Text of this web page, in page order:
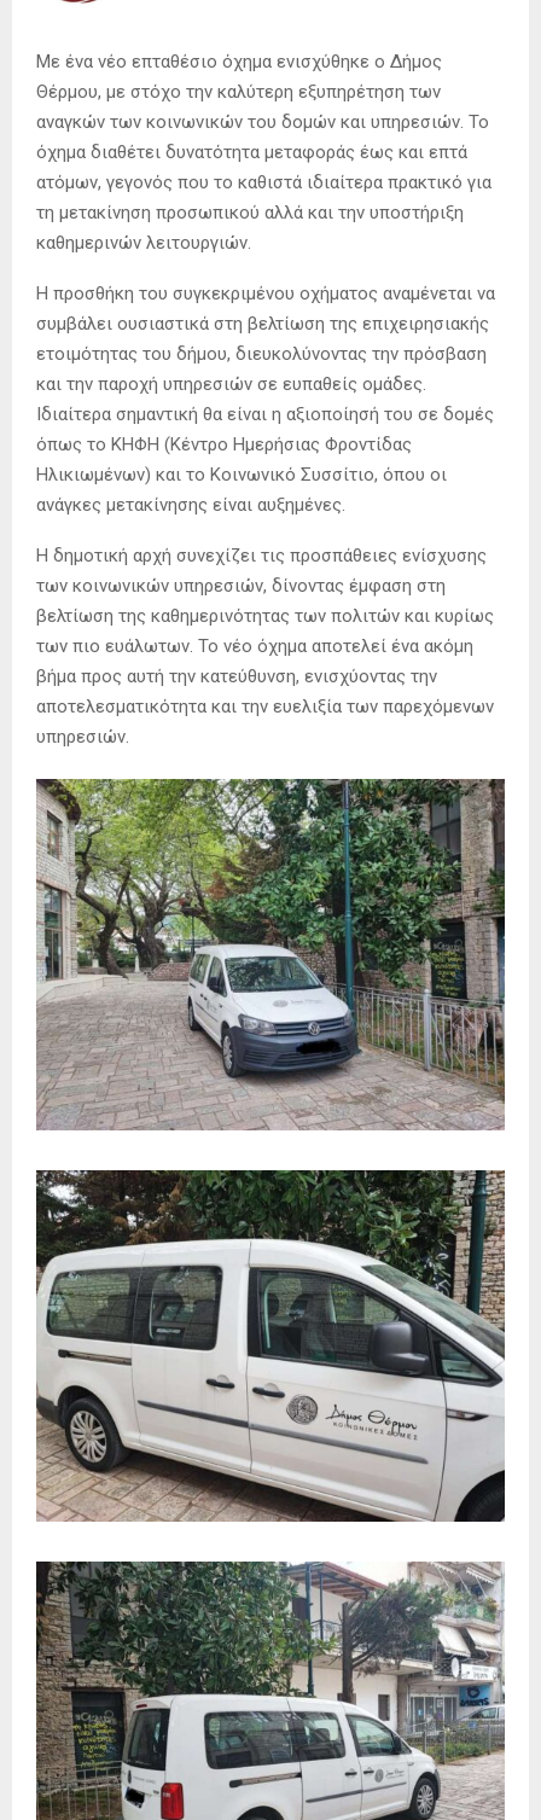
Με ένα νέο επταθέσιο όχημα ενισχύθηκε ο Δήμος
Θέρμου, με στόχο την καλύτερη εξυπηρέτηση των
αναγκών των κοινωνικών του δομών και υπηρεσιών. Το
όχημα διαθέτει δυνατότητα μεταφοράς έως και επτά
ατόμων, γεγονός που το καθιστά ιδιαίτερα πρακτικό για
τη μετακίνηση προσωπικού αλλά και την υποστήριξη
καθημερινών λειτουργιών.
Η προσθήκη του συγκεκριμένου οχήματος αναμένεται να
συμβάλει ουσιαστικά στη βελτίωση της επιχειρησιακής
ετοιμότητας του δήμου, διευκολύνοντας την πρόσβαση
και την παροχή υπηρεσιών σε ευπαθείς ομάδες.
Ιδιαίτερα σημαντική θα είναι η αξιοποίησή του σε δομές
όπως το ΚΗΦΗ (Κέντρο Ημερήσιας Φροντίδας
Ηλικιωμένων) και το Κοινωνικό Συσσίτιο, όπου οι
ανάγκες μετακίνησης είναι αυξημένες.
Η δημοτική αρχή συνεχίζει τις προσπάθειες ενίσχυσης
των κοινωνικών υπηρεσιών, δίνοντας έμφαση στη
βελτίωση της καθημερινότητας των πολιτών και κυρίως
των πιο ευάλωτων. Το νέο όχημα αποτελεί ένα ακόμη
βήμα προς αυτή την κατεύθυνση, ενισχύοντας την
αποτελεσματικότητα και την ευελιξία των παρεχόμενων
υπηρεσιών.